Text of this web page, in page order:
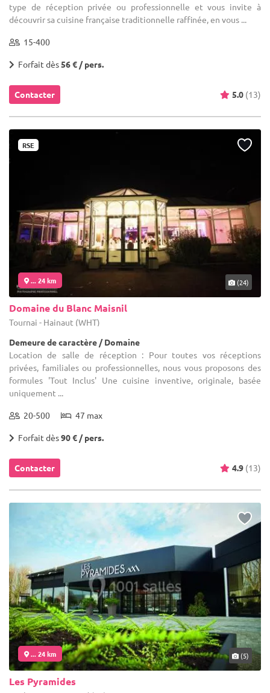
type de réception privée ou professionnelle et vous invite à
découvrir sa cuisine française traditionnelle raffinée, en vous ...
15-400
Forfait dès56 € / pers.
Contacter 5.0 (13)
RSE
... 24 km (24)
Domaine du Blanc Maisnil
Tournai - Hainaut (WHT)
Demeure de caractère / Domaine
Location de salle de réception : Pour toutes vos réceptions
privées, familiales ou professionnelles, nous vous proposons des
formules 'Tout Inclus' Une cuisine inventive, originale, basée
uniquement ...
20-500 47 max
Forfait dès90 € / pers.
Contacter 4.9 (13)
... 24 km (5)
Les Pyramides